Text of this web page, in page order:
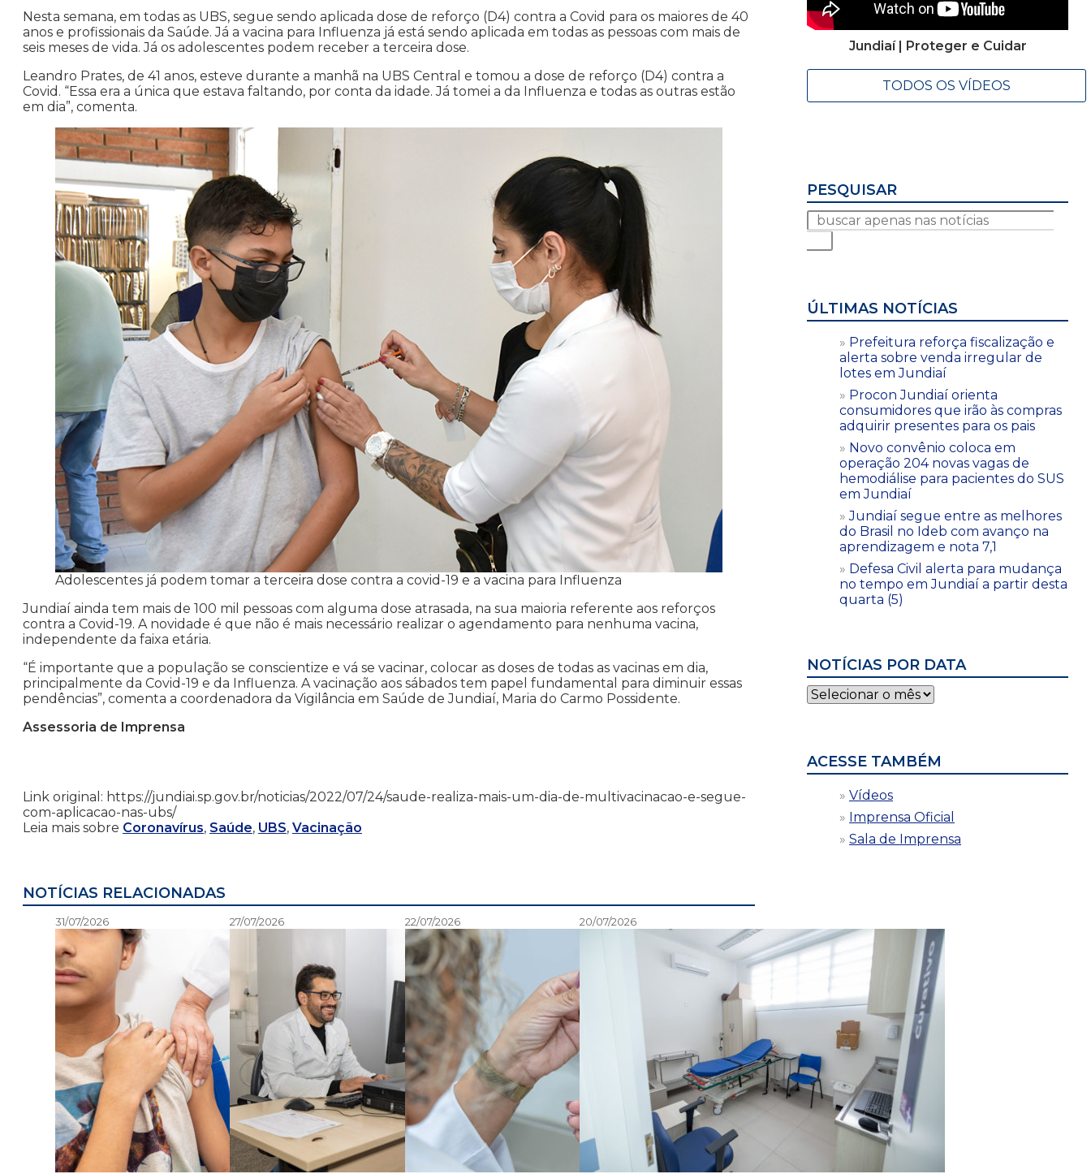
Nesta semana, em todas as UBS, segue sendo aplicada dose de reforço (D4) contra a Covid para os maiores de 40
anos e profissionais da Saúde. Já a vacina para Influenza já está sendo aplicada em todas as pessoas com mais de
seis meses de vida. Já os adolescentes podem receber a terceira dose.
Leandro Prates, de 41 anos, esteve durante a manhã na UBS Central e tomou a dose de reforço (D4) contra a
Covid. “Essa era a única que estava faltando, por conta da idade. Já tomei a da Influenza e todas as outras estão
em dia”, comenta.
Adolescentes já podem tomar a terceira dose contra a covid-19 e a vacina para Influenza
Jundiaí ainda tem mais de 100 mil pessoas com alguma dose atrasada, na sua maioria referente aos reforços
contra a Covid-19. A novidade é que não é mais necessário realizar o agendamento para nenhuma vacina,
independente da faixa etária.
“É importante que a população se conscientize e vá se vacinar, colocar as doses de todas as vacinas em dia,
principalmente da Covid-19 e da Influenza. A vacinação aos sábados tem papel fundamental para diminuir essas
pendências”, comenta a coordenadora da Vigilância em Saúde de Jundiaí, Maria do Carmo Possidente.
Assessoria de Imprensa
Link original: https://jundiai.sp.gov.br/noticias/2022/07/24/saude-realiza-mais-um-dia-de-multivacinacao-e-segue-
com-aplicacao-nas-ubs/
Leia mais sobre Coronavírus, Saúde, UBS, Vacinação
NOTÍCIAS RELACIONADAS
31/07/2026 27/07/2026 22/07/2026 20/07/2026
Jundiaí | Proteger e Cuidar
TODOS OS VÍDEOS
PESQUISAR
ÚLTIMAS NOTÍCIAS
Prefeitura reforça fiscalização e
alerta sobre venda irregular de
lotes em Jundiaí
Procon Jundiaí orienta
consumidores que irão às compras
adquirir presentes para os pais
Novo convênio coloca em
operação 204 novas vagas de
hemodiálise para pacientes do SUS
em Jundiaí
Jundiaí segue entre as melhores
do Brasil no Ideb com avanço na
aprendizagem e nota 7,1
Defesa Civil alerta para mudança
no tempo em Jundiaí a partir desta
quarta (5)
NOTÍCIAS POR DATA
Notícias
por
ACESSE TAMBÉM
Vídeos
Imprensa Oficial
Sala de Imprensa